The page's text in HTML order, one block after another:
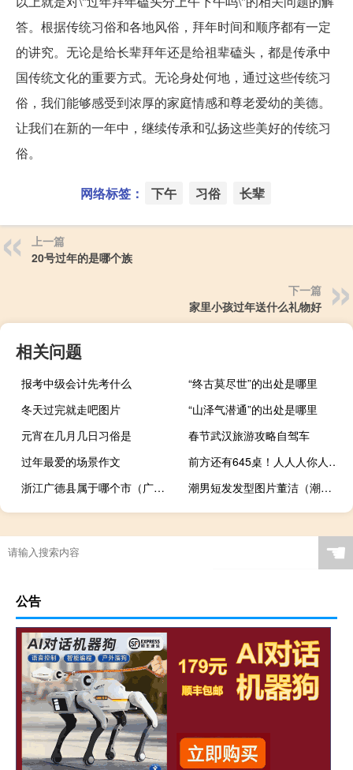
答。根据传统习俗和各地风俗，拜年时间和顺序都有一定
的讲究。无论是给长辈拜年还是给祖辈磕头，都是传承中
国传统文化的重要方式。无论身处何地，通过这些传统习
俗，我们能够感受到浓厚的家庭情感和尊老爱幼的美德。
让我们在新的一年中，继续传承和弘扬这些美好的传统习
俗。
网络标签： 下午 习俗 长辈
上一篇
20号过年的是哪个族
下一篇
家里小孩过年送什么礼物好
相关问题
报考中级会计先考什么
“终古莫尽世”的出处是哪里
冬天过完就走吧图片
“山泽气潜通”的出处是哪里
元宵在几月几日习俗是
春节武汉旅游攻略自驾车
过年最爱的场景作文
前方还有645桌！人人人你人人人！多地紧急提醒 到底什么情况嘞
浙江广德县属于哪个市（广德县属于哪个市）
潮男短发发型图片董洁（潮男短发发型）
☚
公告